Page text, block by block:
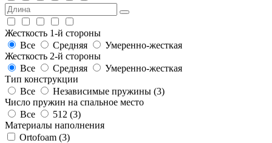
Жесткость 1-й стороны
Все
Средняя
Умеренно-жесткая
Жесткость 2-й стороны
Все
Средняя
Умеренно-жесткая
Тип конструкции
Все
Независимые пружины (3)
Число пружин на спальное место
Все
512 (3)
Материалы наполнения
Ortofoam (3)